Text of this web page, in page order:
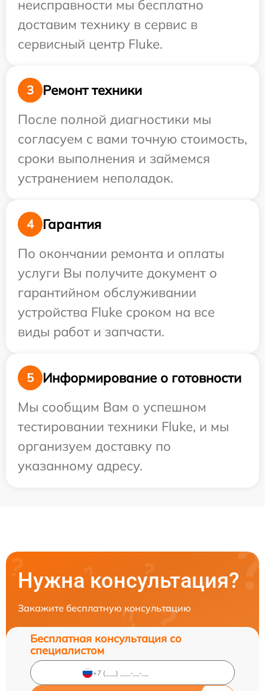
неисправности мы бесплатно
доставим технику в сервис в
сервисный центр Fluke.
3
Ремонт техники
После полной диагностики мы
согласуем с вами точную стоимость,
сроки выполнения и займемся
устранением неполадок.
4
Гарантия
По окончании ремонта и оплаты
услуги Вы получите документ о
гарантийном обслуживании
устройства Fluke сроком на все
виды работ и запчасти.
5
Информирование о готовности
Мы сообщим Вам о успешном
тестировании техники Fluke, и мы
организуем доставку по
указанному адресу.
Нужна консультация?
Закажите бесплатную консультацию
Бесплатная консультация со
специалистом